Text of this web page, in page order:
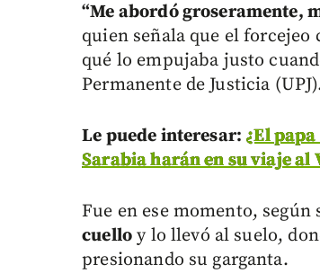
“Me abordó groseramente,
quien señala que el forcejeo
qué lo empujaba justo
Permanente de Justicia
Le puede interesar: ¿El
Sarabia harán en su viaje al
Fue en ese momento,
cuello y lo llevó al suelo,
presionando su garganta.